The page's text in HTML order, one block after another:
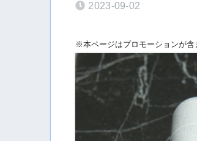
2023-09-02
※本ページはプロモーションが含